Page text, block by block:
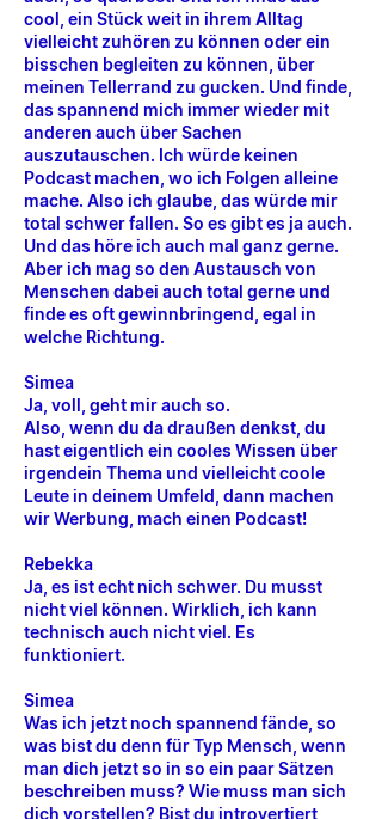
cool, ein Stück weit in ihrem Alltag
vielleicht zuhören zu können oder ein
bisschen begleiten zu können, über
meinen Tellerrand zu gucken. Und finde,
das spannend mich immer wieder mit
anderen auch über Sachen
auszutauschen. Ich würde keinen
Podcast machen, wo ich Folgen alleine
mache. Also ich glaube, das würde mir
total schwer fallen. So es gibt es ja auch.
Und das höre ich auch mal ganz gerne.
Aber ich mag so den Austausch von
Menschen dabei auch total gerne und
finde es oft gewinnbringend, egal in
welche Richtung.
Simea
Ja, voll, geht mir auch so.
Also, wenn du da draußen denkst, du
hast eigentlich ein cooles Wissen über
irgendein Thema und vielleicht coole
Leute in deinem Umfeld, dann machen
wir Werbung, mach einen Podcast!
Rebekka
Ja, es ist echt nich schwer. Du musst
nicht viel können. Wirklich, ich kann
technisch auch nicht viel. Es
funktioniert.
Simea
Was ich jetzt noch spannend fände, so
was bist du denn für Typ Mensch, wenn
man dich jetzt so in so ein paar Sätzen
beschreiben muss? Wie muss man sich
dich vorstellen? Bist du introvertiert,